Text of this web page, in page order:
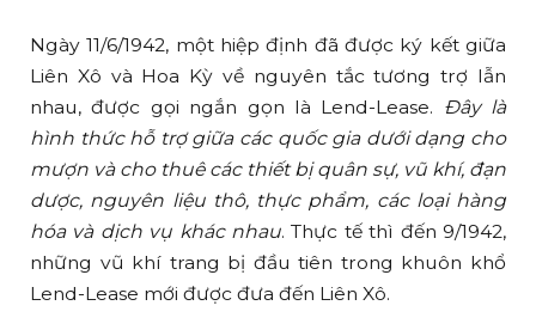
Ngày 11/6/1942, một hiệp định đã được ký kết giữa
Liên Xô và Hoa Kỳ về nguyên tắc tương trợ lẫn
nhau, được gọi ngắn gọn là Lend-Lease. Đây là
hình thức hỗ trợ giữa các quốc gia dưới dạng cho
mượn và cho thuê các thiết bị quân sự, vũ khí, đạn
dược, nguyên liệu thô, thực phẩm, các loại hàng
hóa và dịch vụ khác nhau. Thực tế thì đến 9/1942,
những vũ khí trang bị đầu tiên trong khuôn khổ
Lend-Lease mới được đưa đến Liên Xô.